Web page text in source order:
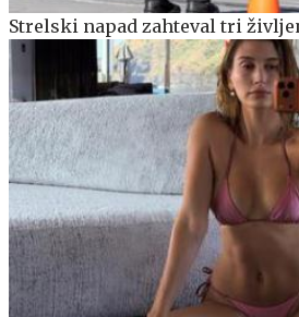
Strelski napad zahteval tri